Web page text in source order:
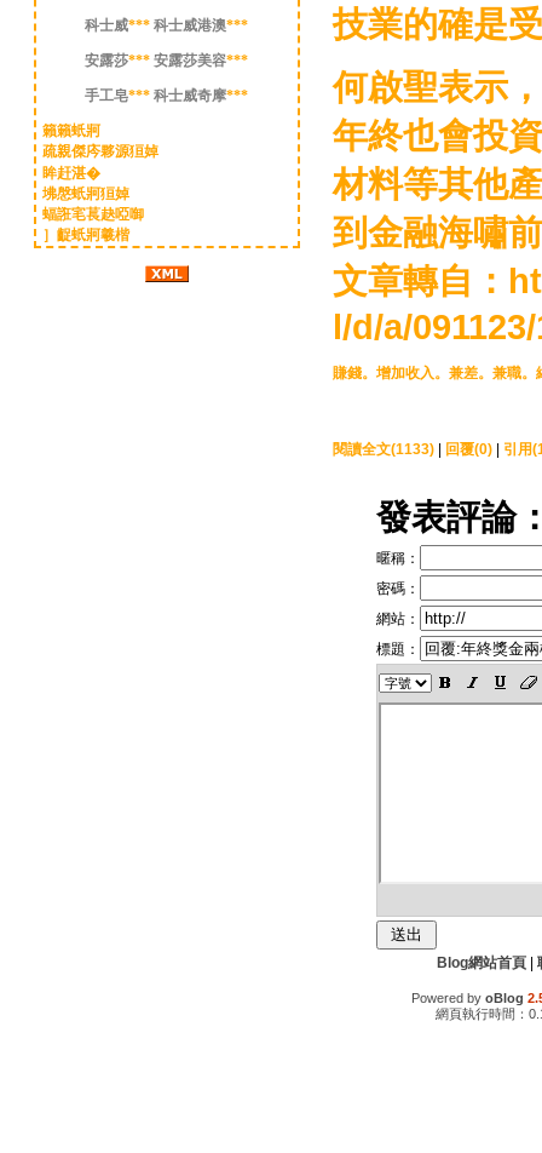
科士威*** 科士威港澳***
安露莎*** 安露莎美容***
手工皂*** 科士威奇摩***
籟籟蚔牁
疏親傑庈夥源狟婥
眸赶湛�
坲慇蚔牁狟婥
蝠誑宒萇赽啞啣
］齪蚔牁羲楷
技業的確是
何啟聖表示
年終也會投
材料等其他
到金融海嘯
文章轉自：
l/d/a/
賺錢。 增加收入。 兼差。 兼職。
閱讀全文(1133) 回覆(0) 引用
發表評論
暱稱：
密碼：
網站：
標題：
Blog網站首頁|
Powered by oBlog
網頁執行時間：